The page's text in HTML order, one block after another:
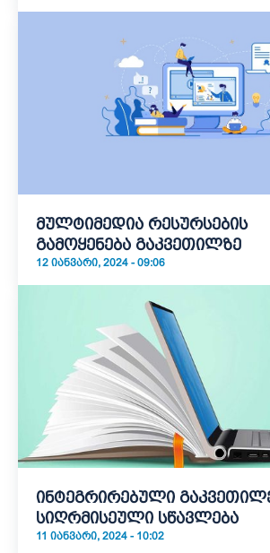
მულტიმედია რესურსების
გამოყენება გაკვეთილზე
12 ᲘᲐᲜᲕᲐᲠᲘ, 2024 - 09:06
ინტეგრირებული
სიღრმისეული სწავლება
11 ᲘᲐᲜᲕᲐᲠᲘ, 2024 - 10:02